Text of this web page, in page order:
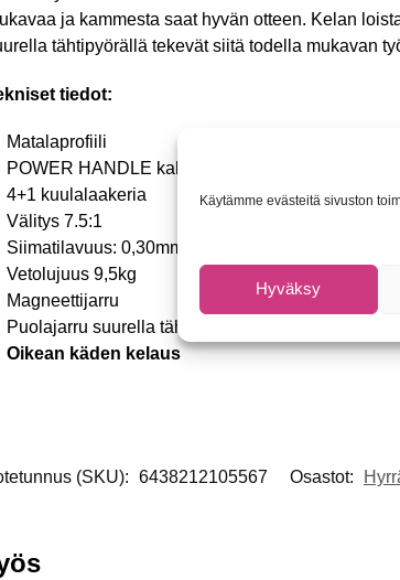
Käytämme evästeitä sivuston
Hyväksy
ja kammesta saat hyvän otteen. Kelan
tähtipyörällä tekevät siitä todella mukavan
tiedot:
Matalaprofiili
POWER HANDLE kahva EVA nupilla
4+1 kuulalaakeria
Välitys 7.5:1
Siimatilavuus: 0,30mm/120m, 0,35mm/110m,
Vetolujuus 9,5kg
Magneettijarru
Puolajarru suurella tähtipyörällä
Oikean käden kelaus
(SKU): 6438212105567 Osastot: